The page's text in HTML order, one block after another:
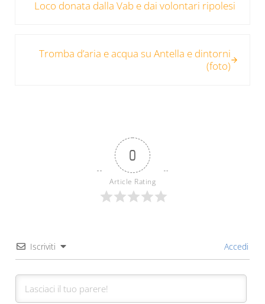
Loco donata dalla Vab e dai volontari ripolesi
Tromba d’aria e acqua su Antella e dintorni
(foto)
0
Article Rating
Iscriviti Accedi